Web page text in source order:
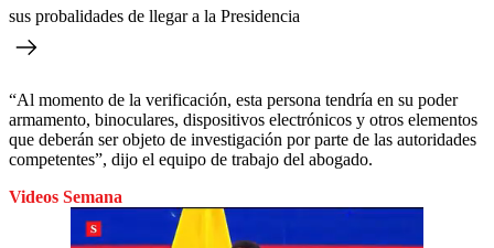
sus probalidades de llegar a la Presidencia
“Al momento de la verificación, esta persona tendría en su poder
armamento, binoculares, dispositivos electrónicos y otros elementos
que deberán ser objeto de investigación por parte de las autoridades
competentes”, dijo el equipo de trabajo del abogado.
Videos Semana